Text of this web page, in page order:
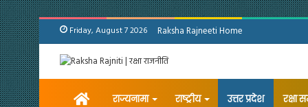
Friday, August 7 2026 Raksha Rajneeti Home
Homeराज्यनामा राष्ट्रीय उत्तर प्रदेश रक्षा